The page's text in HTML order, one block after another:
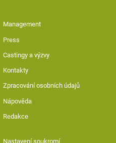
Management
Press
Castingy a výzvy
Kontakty
Zpracování osobních údajů
Nápověda
Redakce
Nastavení soukromí